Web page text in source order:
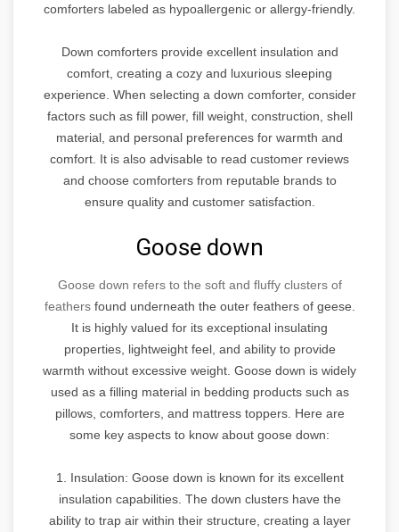
comforters labeled as hypoallergenic or allergy-friendly.
Down comforters provide excellent insulation and
comfort, creating a cozy and luxurious sleeping
experience. When selecting a down comforter, consider
factors such as fill power, fill weight, construction, shell
material, and personal preferences for warmth and
comfort. It is also advisable to read customer reviews
and choose comforters from reputable brands to
ensure quality and customer satisfaction.
Goose down
Goose down refers to the soft and fluffy clusters of
feathersfound underneath the outer feathers of geese.
It is highly valued for its exceptional insulating
properties, lightweight feel, and ability to provide
warmth without excessive weight. Goose down is widely
used as a filling material in bedding products such as
pillows, comforters, and mattress toppers. Here are
some key aspects to know about goose down:
1. Insulation: Goose down is known for its excellent
insulation capabilities. The down clusters have the
ability to trap air within their structure, creating a layer